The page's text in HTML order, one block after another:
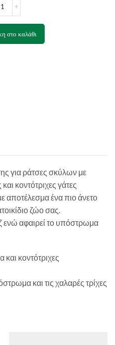
στο καλάθι
για ράτσες σκύλων με
κοντότριχες γάτες
αποτέλεσμα ένα πιο άνετο
ζώο σας.
ενώ αφαιρεί το υπόστρωμα
κοντότριχες
και τις χαλαρές τρίχες